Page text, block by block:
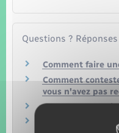
Questions ? Réponses
Comment faire
Comment
vous n'avez pas
Comment
Comment